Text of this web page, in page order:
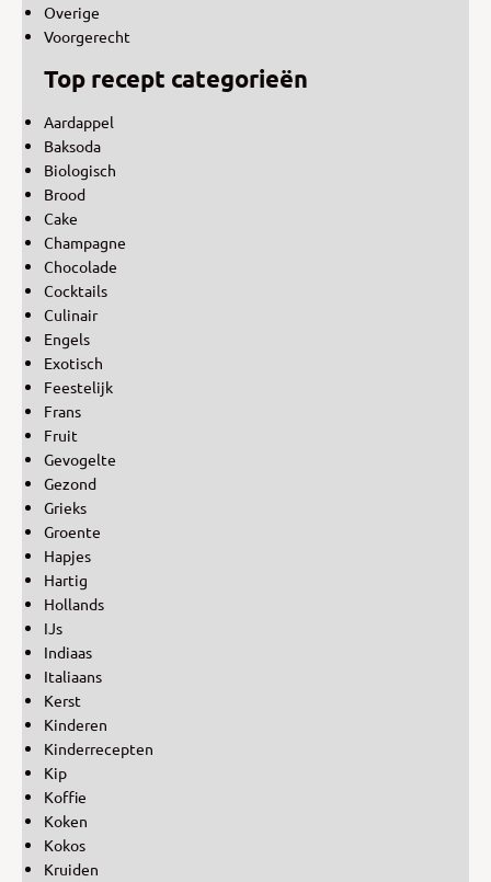
Overige
Voorgerecht
Top recept categorieën
Aardappel
Baksoda
Biologisch
Brood
Cake
Champagne
Chocolade
Cocktails
Culinair
Engels
Exotisch
Feestelijk
Frans
Fruit
Gevogelte
Gezond
Grieks
Groente
Hapjes
Hartig
Hollands
IJs
Indiaas
Italiaans
Kerst
Kinderen
Kinderrecepten
Kip
Koffie
Koken
Kokos
Kruiden